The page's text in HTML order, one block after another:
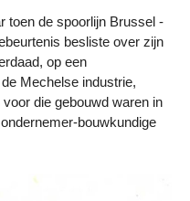
toen de spoorlijn Brussel -
besliste over zijn
op een
Mechelse industrie,
die gebouwd waren in
bouwkundige